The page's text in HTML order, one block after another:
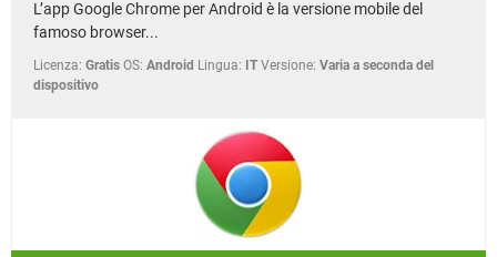
L’app Google Chrome per Android è la versione mobile del
famoso browser...
Licenza: Gratis OS: Android Lingua: IT Versione: Varia a seconda del
dispositivo